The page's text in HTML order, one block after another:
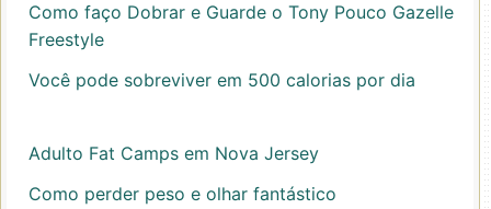
Como faço Dobrar e Guarde o Tony Pouco Gazelle
Freestyle
Você pode sobreviver em 500 calorias por dia
Adulto Fat Camps em Nova Jersey
Como perder peso e olhar fantástico